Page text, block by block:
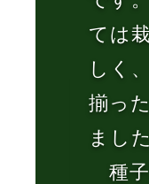
ては
しく
揃っ
ました
種子